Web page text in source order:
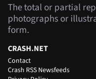
The total or partial
photographs or
form.
CRASH.NET
Contact
Crash RSS Newsfeeds